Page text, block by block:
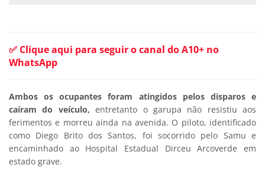
✅ Clique aqui para seguir o canal do A10+ no
WhatsApp
Ambos os ocupantes foram atingidos pelos disparos e
caíram do veículo, entretanto o garupa não resistiu aos
ferimentos e morreu ainda na avenida. O piloto, identificado
como Diego Brito dos Santos, foi socorrido pelo Samu e
encaminhado ao Hospital Estadual Dirceu Arcoverde em
estado grave.